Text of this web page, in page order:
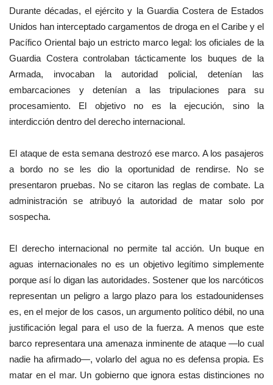
Durante décadas, el ejército y la Guardia Costera de Estados
Unidos han interceptado cargamentos de droga en el Caribe y el
Pacífico Oriental bajo un estricto marco legal: los oficiales de la
Guardia Costera controlaban tácticamente los buques de la
Armada, invocaban la autoridad policial, detenían las
embarcaciones y detenían a las tripulaciones para su
procesamiento. El objetivo no es la ejecución, sino la
interdicción dentro del derecho internacional.
El ataque de esta semana destrozó ese marco. A los pasajeros
a bordo no se les dio la oportunidad de rendirse. No se
presentaron pruebas. No se citaron las reglas de combate. La
administración se atribuyó la autoridad de matar solo por
sospecha.
El derecho internacional no permite tal acción. Un buque en
aguas internacionales no es un objetivo legítimo simplemente
porque así lo digan las autoridades. Sostener que los narcóticos
representan un peligro a largo plazo para los estadounidenses
es, en el mejor de los casos, un argumento político débil, no una
justificación legal para el uso de la fuerza. A menos que este
barco representara una amenaza inminente de ataque —lo cual
nadie ha afirmado—, volarlo del agua no es defensa propia. Es
matar en el mar. Un gobierno que ignora estas distinciones no